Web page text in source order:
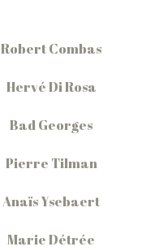
Robert Combas
Hervé Di Rosa
Bad Georges
Pierre Tilman
Anaïs Ysebaert
Marie Détrée